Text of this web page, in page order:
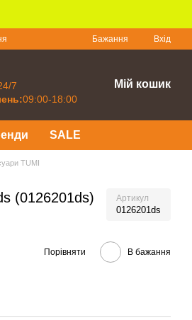
Бажання Вхід
7
09:00-18:00
Мій кошик
SALE
TUMI
(0126201ds) Артикул
0126201ds
Порівняти В бажання